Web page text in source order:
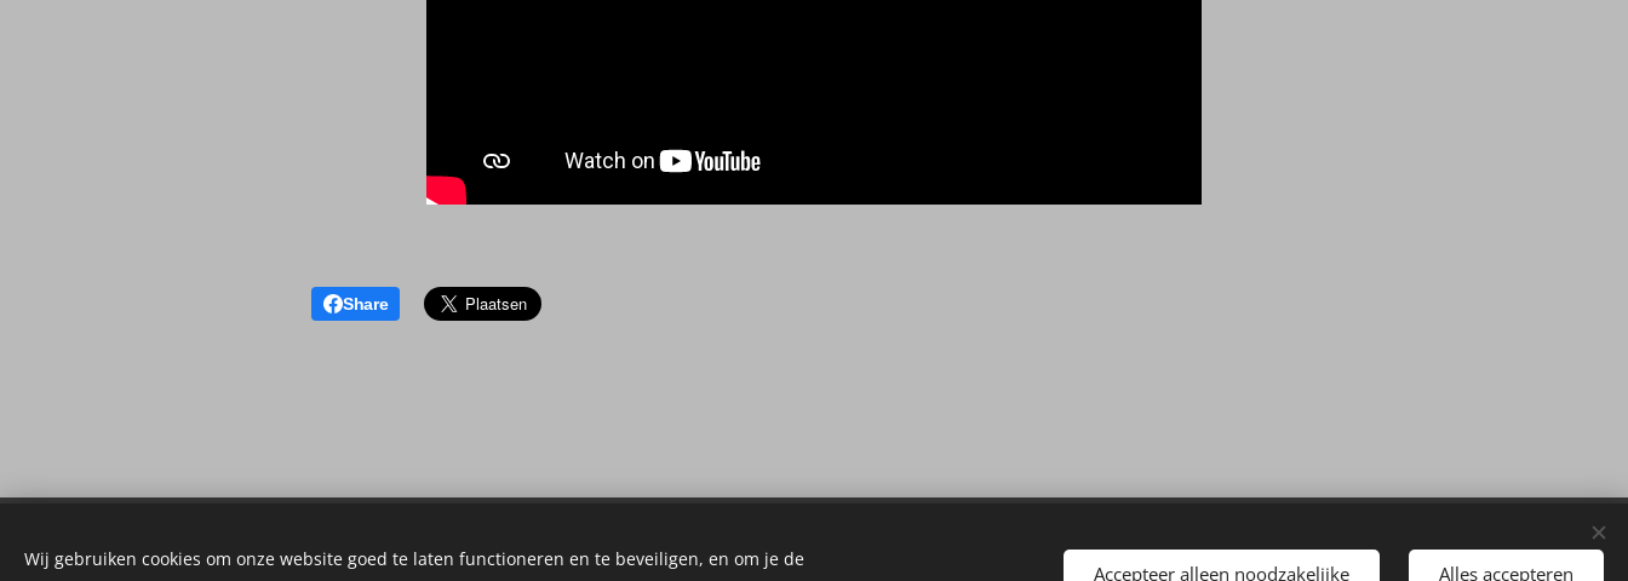
Share
. Alle rechten voorbehouden.
Wij gebruiken cookies om onze website goed te laten functioneren en te beveiligen, en om je de
Accepteer alleen noodzakelijke Alles accepteren